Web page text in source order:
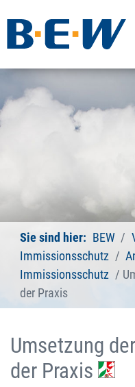
Sie sind hier: BEW
Immissionsschutz
Immissionsschutz
der Praxis
Umsetzung
der Praxis